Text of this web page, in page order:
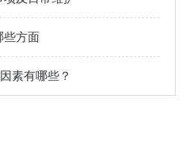
些方面
素有哪些？